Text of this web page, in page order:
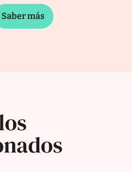
Saber más